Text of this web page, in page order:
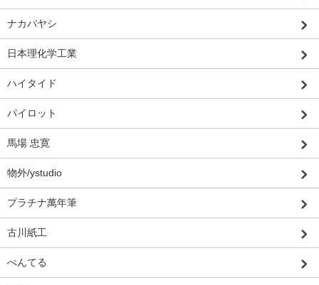
ナカバヤシ
日本理化学工業
ハイタイド
パイロット
馬場 忠寛
物外/ystudio
プラチナ萬年筆
古川紙工
ぺんてる